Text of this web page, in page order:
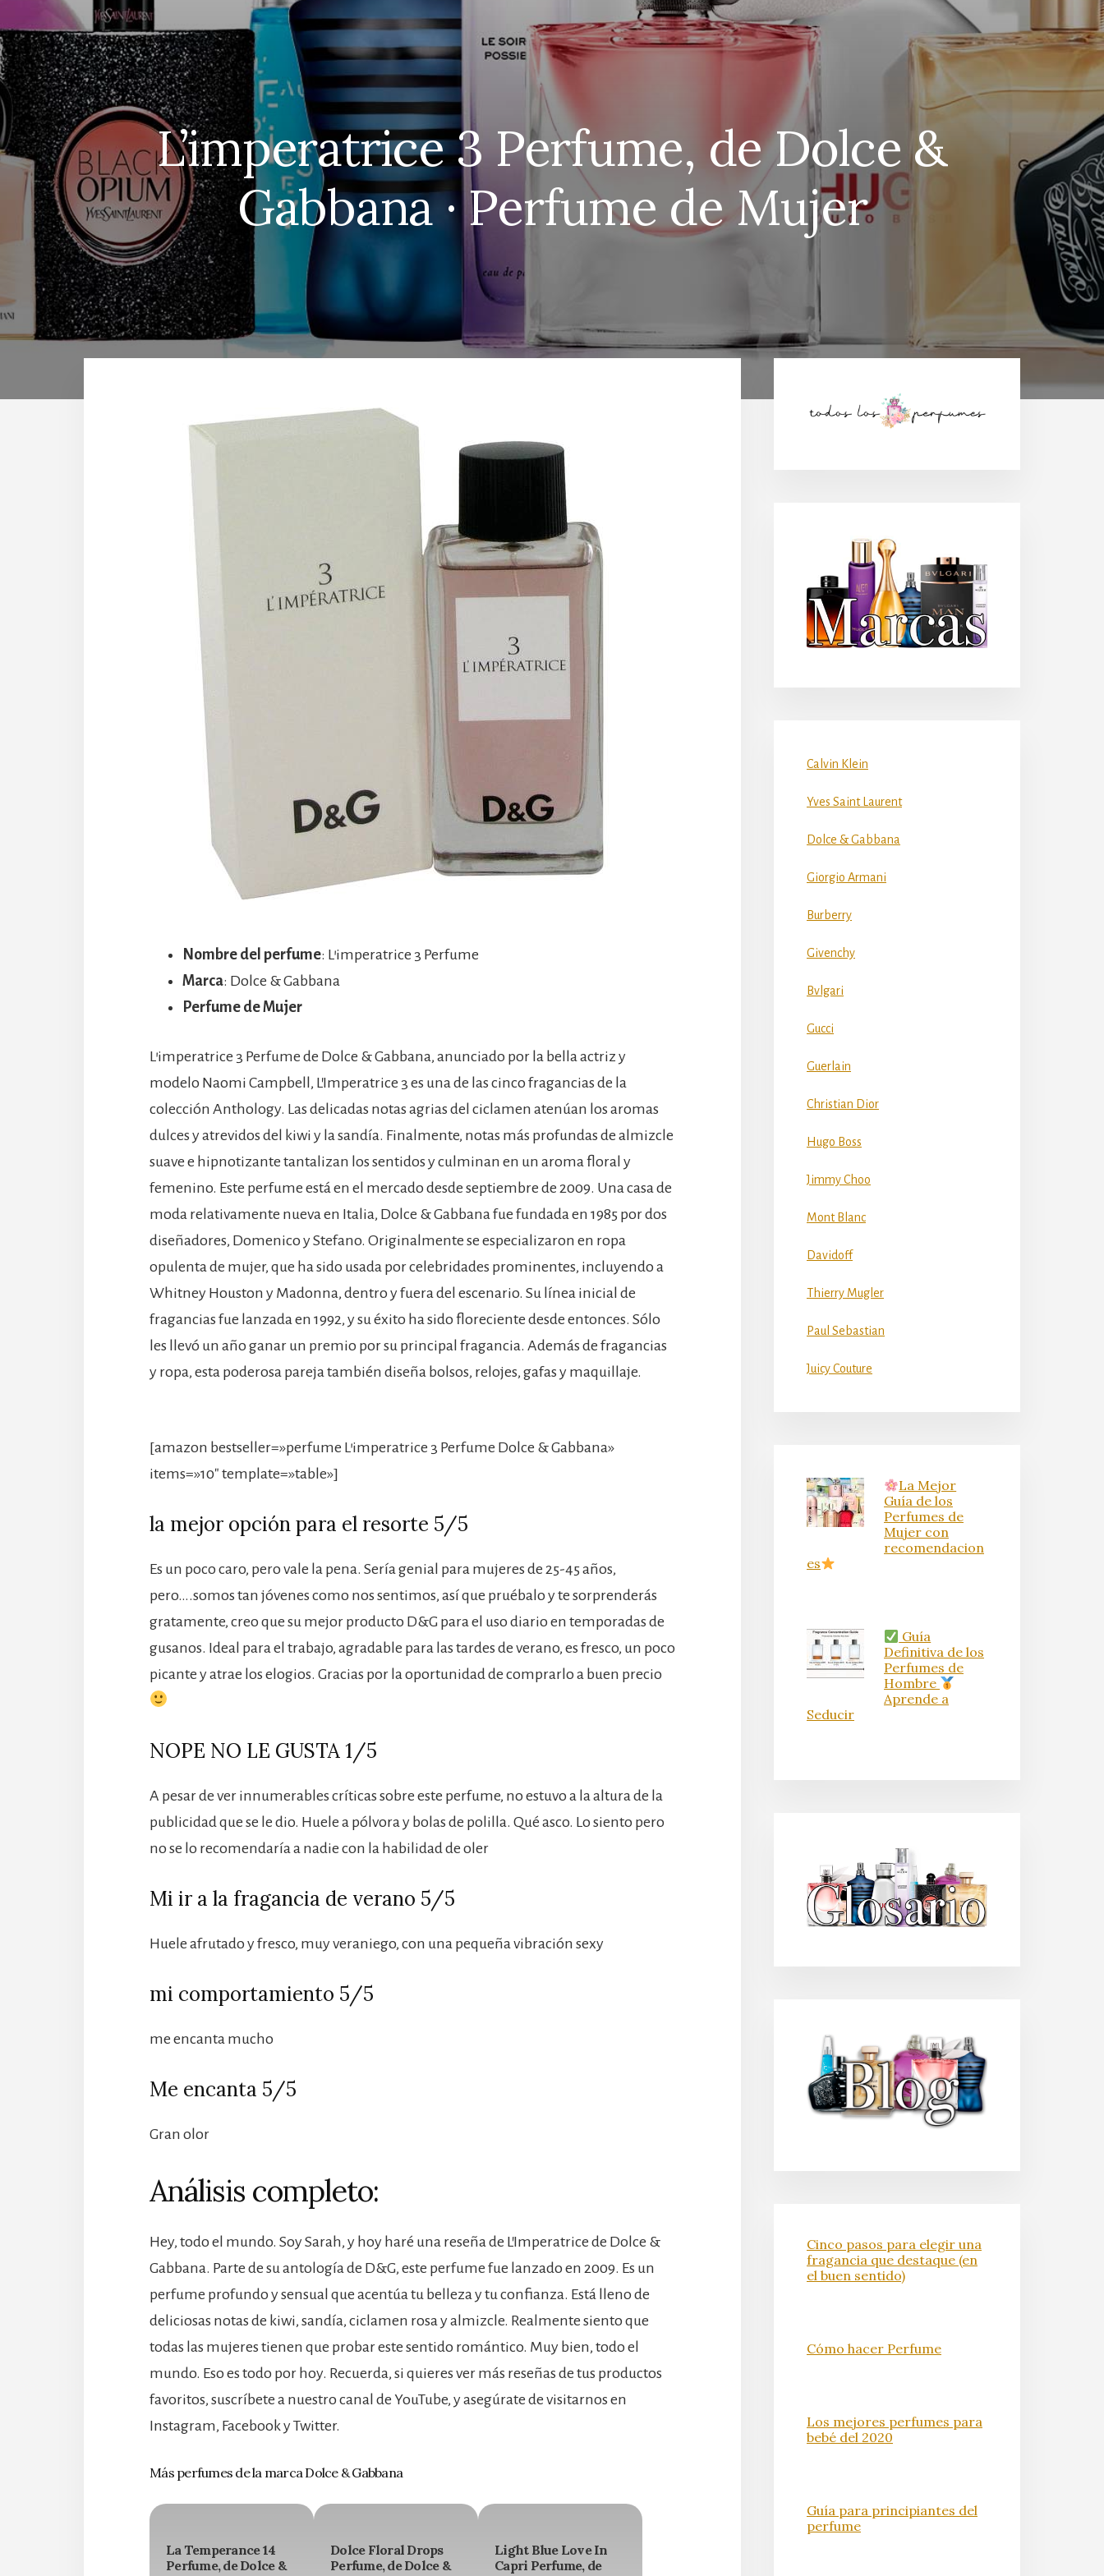
L’imperatrice 3 Perfume, de Dolce &
Gabbana · Perfume de Mujer
Nombre del perfume: L’imperatrice 3 Perfume
Marca: Dolce & Gabbana
Perfume de Mujer
L’imperatrice 3 Perfume de Dolce & Gabbana, anunciado por la bella actriz y
modelo Naomi Campbell, L’Imperatrice 3 es una de las cinco fragancias de la
colección Anthology. Las delicadas notas agrias del ciclamen atenúan los aromas
dulces y atrevidos del kiwi y la sandía. Finalmente, notas más profundas de almizcle
suave e hipnotizante tantalizan los sentidos y culminan en un aroma floral y
femenino. Este perfume está en el mercado desde septiembre de 2009. Una casa de
moda relativamente nueva en Italia, Dolce & Gabbana fue fundada en 1985 por dos
diseñadores, Domenico y Stefano. Originalmente se especializaron en ropa
opulenta de mujer, que ha sido usada por celebridades prominentes, incluyendo a
Whitney Houston y Madonna, dentro y fuera del escenario. Su línea inicial de
fragancias fue lanzada en 1992, y su éxito ha sido floreciente desde entonces. Sólo
les llevó un año ganar un premio por su principal fragancia. Además de fragancias
y ropa, esta poderosa pareja también diseña bolsos, relojes, gafas y maquillaje.
[amazon bestseller=»perfume L’imperatrice 3 Perfume Dolce & Gabbana»
items=»10″ template=»table»]
la mejor opción para el resorte 5/5
Es un poco caro, pero vale la pena. Sería genial para mujeres de 25-45 años,
pero….somos tan jóvenes como nos sentimos, así que pruébalo y te sorprenderás
gratamente, creo que su mejor producto D&G para el uso diario en temporadas de
gusanos. Ideal para el trabajo, agradable para las tardes de verano, es fresco, un poco
picante y atrae los elogios. Gracias por la oportunidad de comprarlo a buen precio
NOPE NO LE GUSTA 1/5
A pesar de ver innumerables críticas sobre este perfume, no estuvo a la altura de la
publicidad que se le dio. Huele a pólvora y bolas de polilla. Qué asco. Lo siento pero
no se lo recomendaría a nadie con la habilidad de oler
Mi ir a la fragancia de verano 5/5
Huele afrutado y fresco, muy veraniego, con una pequeña vibración sexy
mi comportamiento 5/5
me encanta mucho
Me encanta 5/5
Gran olor
Análisis completo:
Hey, todo el mundo. Soy Sarah, y hoy haré una reseña de L’Imperatrice de Dolce &
Gabbana. Parte de su antología de D&G, este perfume fue lanzado en 2009. Es un
perfume profundo y sensual que acentúa tu belleza y tu confianza. Está lleno de
deliciosas notas de kiwi, sandía, ciclamen rosa y almizcle. Realmente siento que
todas las mujeres tienen que probar este sentido romántico. Muy bien, todo el
mundo. Eso es todo por hoy. Recuerda, si quieres ver más reseñas de tus productos
favoritos, suscríbete a nuestro canal de YouTube, y asegúrate de visitarnos en
Instagram, Facebook y Twitter.
Más perfumes de la marca Dolce & Gabbana
La Temperance 14
Perfume, de Dolce &
Dolce Floral Drops
Perfume, de Dolce &
Light Blue Love In
Capri Perfume, de
lateral
Calvin Klein
Yves Saint Laurent
Dolce & Gabbana
Giorgio Armani
Burberry
Givenchy
Bvlgari
Gucci
Guerlain
Christian Dior
Hugo Boss
Jimmy Choo
Mont Blanc
Davidoff
Thierry Mugler
Paul Sebastian
Juicy Couture
La Mejor
Guía de los
Perfumes de
Mujer con
recomendacion
es
Guía
Definitiva de los
Perfumes de
Hombre
Aprende a
Seducir
Cinco pasos para elegir una
fragancia que destaque (en
el buen sentido)
Cómo hacer Perfume
Los mejores perfumes para
bebé del 2020
Guía para principiantes del
perfume